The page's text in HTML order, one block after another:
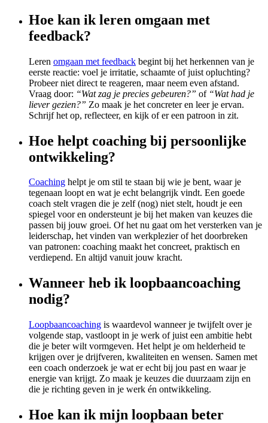
Hoe kan ik leren omgaan met
feedback?
Leren omgaan met feedback begint bij het herkennen van je
eerste reactie: voel je irritatie, schaamte of juist opluchting?
Probeer niet direct te reageren, maar neem even afstand.
Vraag door: “Wat zag je precies gebeuren?” of “Wat had je
liever gezien?” Zo maak je het concreter en leer je ervan.
Schrijf het op, reflecteer, en kijk of er een patroon in zit.
Hoe helpt coaching bij persoonlijke
ontwikkeling?
Coaching helpt je om stil te staan bij wie je bent, waar je
tegenaan loopt en wat je echt belangrijk vindt. Een goede
coach stelt vragen die je zelf (nog) niet stelt, houdt je een
spiegel voor en ondersteunt je bij het maken van keuzes die
passen bij jouw groei. Of het nu gaat om het versterken van je
leiderschap, het vinden van werkplezier of het doorbreken
van patronen: coaching maakt het concreet, praktisch en
verdiepend. En altijd vanuit jouw kracht.
Wanneer heb ik loopbaancoaching
nodig?
Loopbaancoaching is waardevol wanneer je twijfelt over je
volgende stap, vastloopt in je werk of juist een ambitie hebt
die je beter wilt vormgeven. Het helpt je om helderheid te
krijgen over je drijfveren, kwaliteiten en wensen. Samen met
een coach onderzoek je wat er echt bij jou past en waar je
energie van krijgt. Zo maak je keuzes die duurzaam zijn en
die je richting geven in je werk én ontwikkeling.
Hoe kan ik mijn loopbaan beter